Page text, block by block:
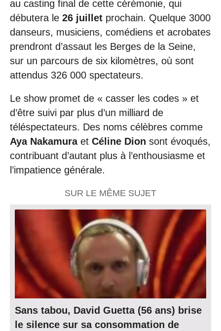
au casting final de cette cérémonie, qui
débutera le 26 juillet prochain. Quelque 3000
danseurs, musiciens, comédiens et acrobates
prendront d’assaut les Berges de la Seine,
sur un parcours de six kilomètres, où sont
attendus 326 000 spectateurs.
Le show promet de « casser les codes » et
d’être suivi par plus d’un milliard de
téléspectateurs. Des noms célèbres comme
Aya Nakamuraet Céline Dion sont évoqués,
contribuant d’autant plus à l’enthousiasme et
l’impatience générale.
SUR LE MÊME SUJET
Sans tabou, David Guetta (56 ans) brise
le silence sur sa consommation de